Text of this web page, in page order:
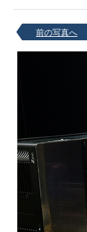
前の写真へ